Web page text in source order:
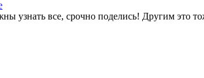
узнать все, срочно поделись! Другим это